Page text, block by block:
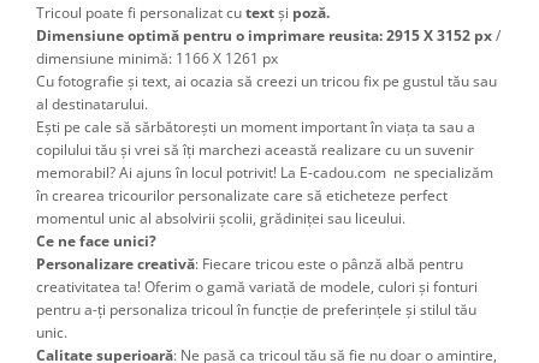
Tricoul poate fi personalizat cutextși poză.
Dimensiune optimă pentru o imprimare reusita: 2915 X 3152 px/
dimensiune minimă: 1166 X 1261 px
Cu fotografie și text, ai ocazia să creezi un tricou fix pe gustul tău sau
al destinatarului.
Ești pe cale să sărbătorești un moment important în viața ta sau a
copilului tău și vrei să îți marchezi această realizare cu un suvenir
memorabil? Ai ajuns în locul potrivit! La E-cadou.com ne specializăm
în crearea tricourilor personalizate care să eticheteze perfect
momentul unic al absolvirii școlii, grădiniței sau liceului.
Ce ne face unici?
Personalizare creativă: Fiecare tricou este o pânză albă pentru
creativitatea ta! Oferim o gamă variată de modele, culori și fonturi
pentru a-ți personaliza tricoul în funcție de preferințele și stilul tău
unic.
Calitate superioară: Ne pasă ca tricoul tău să fie nu doar o amintire,